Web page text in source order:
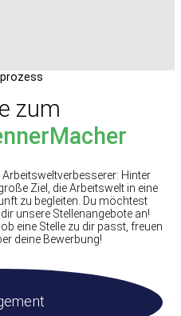
zum
Hinter
Ziel, die Arbeitswelt in eine
zu begleiten. Du möchtest
unsere Stellenangebote an!
eine Stelle zu dir passt, freuen
deine Bewerbung!